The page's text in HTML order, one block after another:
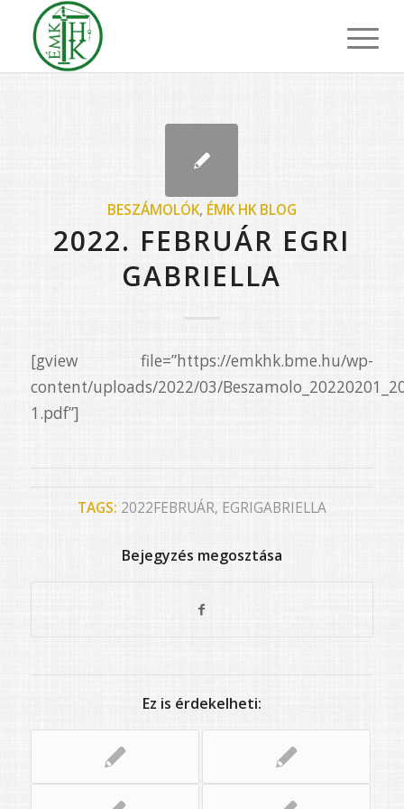
BESZÁMOLÓK, ÉMK HK BLOG
2022. FEBRUÁR EGRI
GABRIELLA
[gview file=”https://emkhk.bme.hu/wp-
content/uploads/2022/03/
1.pdf”]
TAGS: 2022FEBRUÁR, EGRIGABRIELLA
Bejegyzés megosztása
Ez is érdekelheti: